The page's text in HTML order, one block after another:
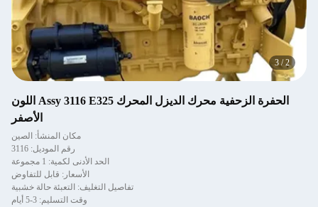
2
/
3
الحفرة الزحفية محرك الديزل المحرك Assy 3116 E325 اللون
الأصفر
مكان المنشأ: الصين
رقم الموديل: 3116
الحد الأدنى لكمية: 1 مجموعة
الأسعار: قابل للتفاوض
تفاصيل التغليف: التعبئة حالة خشبية
وقت التسليم: 3-5 أيام